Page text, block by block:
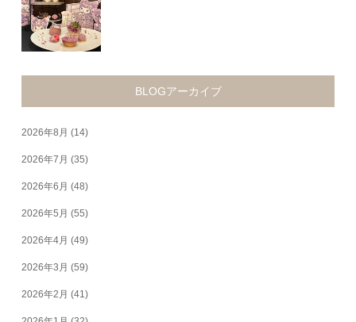
BLOGアーカイブ
2026年8月 (14)
2026年7月 (35)
2026年6月 (48)
2026年5月 (55)
2026年4月 (49)
2026年3月 (59)
2026年2月 (41)